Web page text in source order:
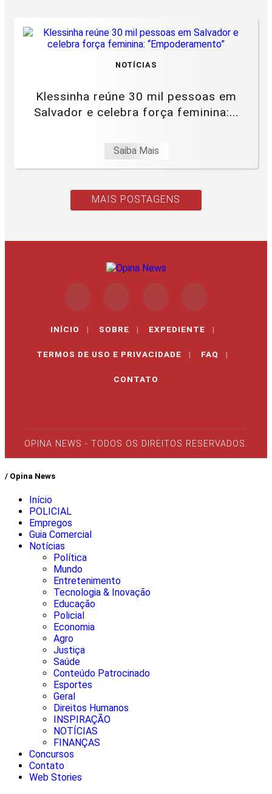
NOTÍCIAS
Klessinha reúne 30 mil pessoas em
Salvador e celebra força feminina:...
Saiba Mais
MAIS POSTAGENS
INÍCIO | SOBRE | EXPEDIENTE |
TERMOS DE USO E PRIVACIDADE | FAQ |
CONTATO
OPINA NEWS - TODOS OS DIREITOS RESERVADOS.
/ Opina News
Início
POLICIAL
Empregos
Guia Comercial
Notícias
Política
Mundo
Entretenimento
Tecnologia & Inovação
Educação
Policial
Economia
Agro
Justiça
Saúde
Conteúdo Patrocinado
Esportes
Geral
Direitos Humanos
INSPIRAÇÃO
NOTÍCIAS
FINANÇAS
Concursos
Contato
Web Stories